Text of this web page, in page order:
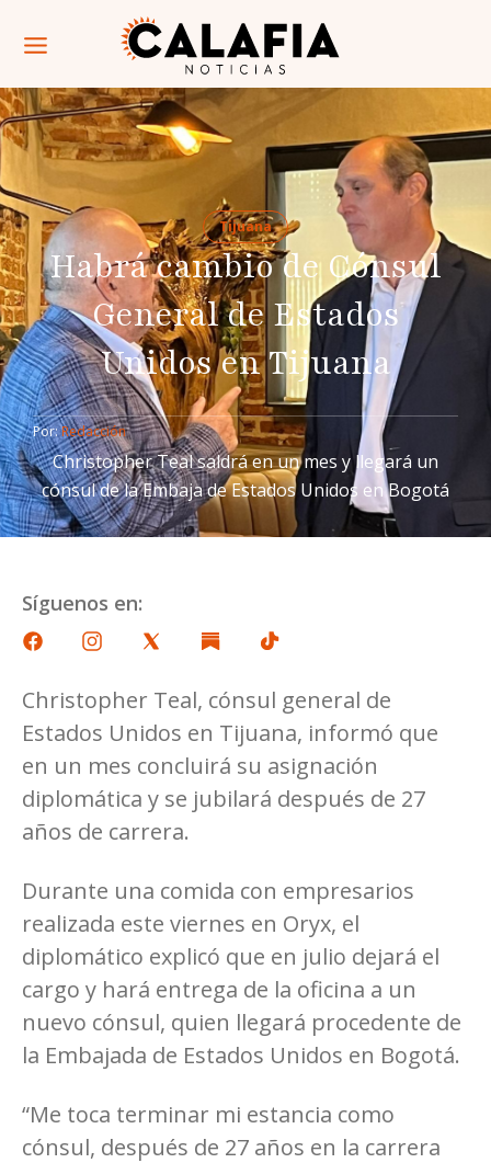
Tijuana
Habrá cambio de Cónsul
General de Estados
Unidos en Tijuana
Por: Redacción
Christopher Teal saldrá en un mes y llegará un
cónsul de la Embaja de Estados Unidos en Bogotá
Síguenos en:
Christopher Teal, cónsul general de
Estados Unidos en Tijuana, informó que
en un mes concluirá su asignación
diplomática y se jubilará después de 27
años de carrera.
Durante una comida con empresarios
realizada este viernes en Oryx, el
diplomático explicó que en julio dejará el
cargo y hará entrega de la oficina a un
nuevo cónsul, quien llegará procedente de
la Embajada de Estados Unidos en Bogotá.
“Me toca terminar mi estancia como
cónsul, después de 27 años en la carrera